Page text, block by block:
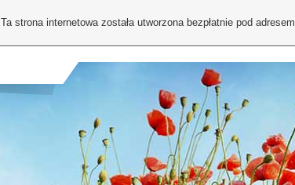
Ta strona internetowa została utworzona bezpłatnie pod adresem